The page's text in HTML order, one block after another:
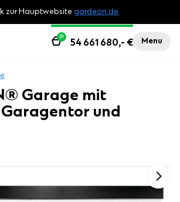
zur Hauptwebsite gardeon.de
Menu
54 661 680,- €
31
Garage mit
und